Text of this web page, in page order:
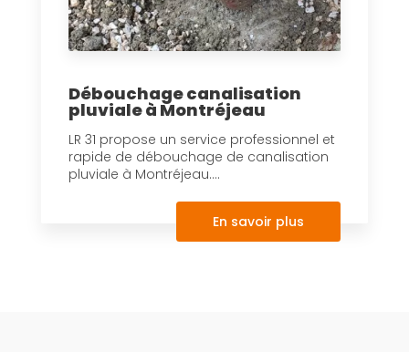
Débouchage canalisation
pluviale à Montréjeau
LR 31 propose un service professionnel et
rapide de débouchage de canalisation
pluviale à Montréjeau....
En savoir plus